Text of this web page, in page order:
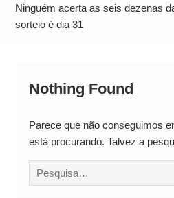
Neymar Chama Santos
Vazamentos e Expõe
Ninguém acerta as seis dezenas
sorteio é dia 31
Nothing Found
Parece que não conseguimos
está procurando. Talvez a
Procurar
por: